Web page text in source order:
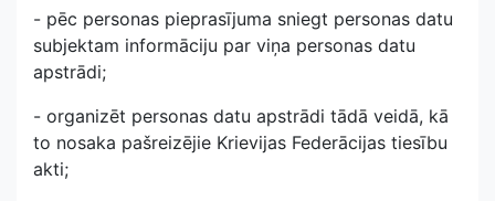
- pēc personas pieprasījuma sniegt personas datu
subjektam informāciju par viņa personas datu
apstrādi;
- organizēt personas datu apstrādi tādā veidā, kā
to nosaka pašreizējie Krievijas Federācijas tiesību
akti;